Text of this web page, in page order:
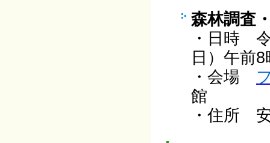
森林調査
・日時
日）午前
・会場
館
・住所